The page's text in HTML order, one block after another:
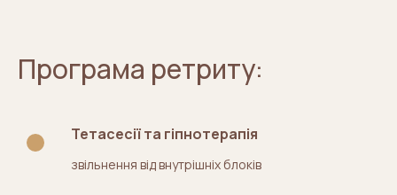
Програма ретриту:
Тетасесії та гіпнотерапія
звільнення від внутрішніх блоків